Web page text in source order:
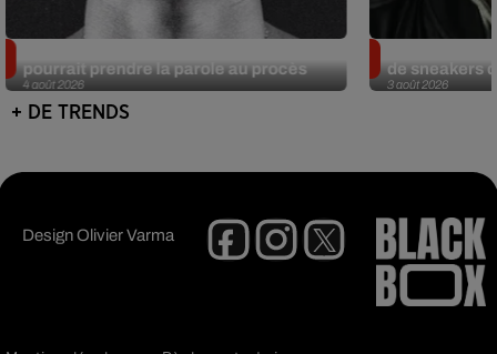
4 août 2026
pourrait prendre la parole au procès
3 août 2026
de sneakers
+ DE TRENDS
DesignOlivier Varma